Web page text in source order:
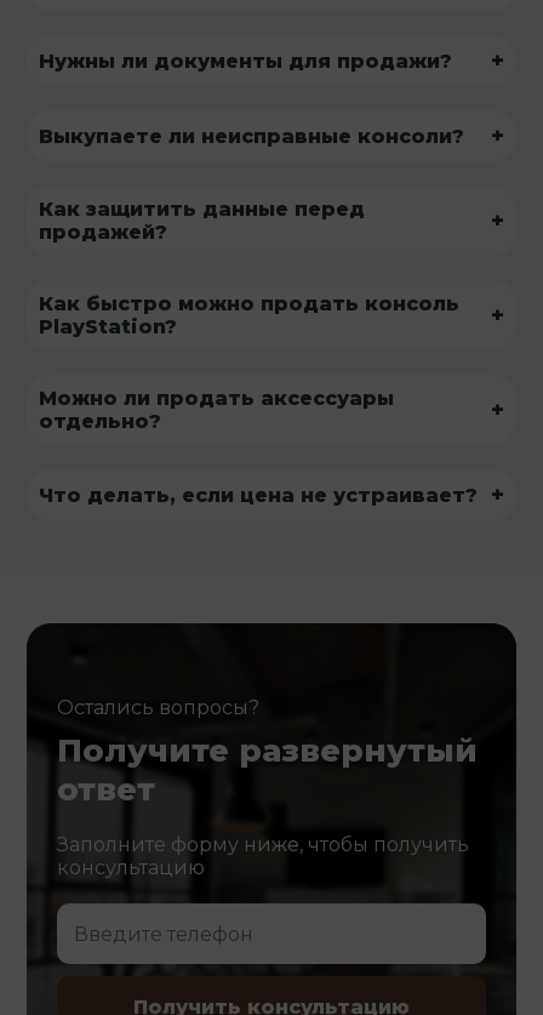
Нужны ли документы для продажи? +
Выкупаете ли неисправные консоли? +
Как защитить данные перед
продажей?
+
Как быстро можно продать консоль
PlayStation?
+
Можно ли продать аксессуары
отдельно?
+
Что делать, если цена не устраивает? +
Остались вопросы?
Получите развернутый
ответ
Заполните форму ниже, чтобы получить
консультацию